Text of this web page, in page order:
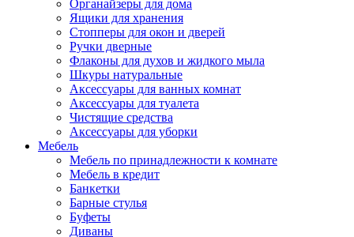
Органайзеры для дома
Ящики для хранения
Стопперы для окон и дверей
Ручки дверные
Флаконы для духов и жидкого мыла
Шкуры натуральные
Аксессуары для ванных комнат
Аксессуары для туалета
Чистящие средства
Аксессуары для уборки
Мебель
Мебель по принадлежности к комнате
Мебель в кредит
Банкетки
Барные стулья
Буфеты
Диваны